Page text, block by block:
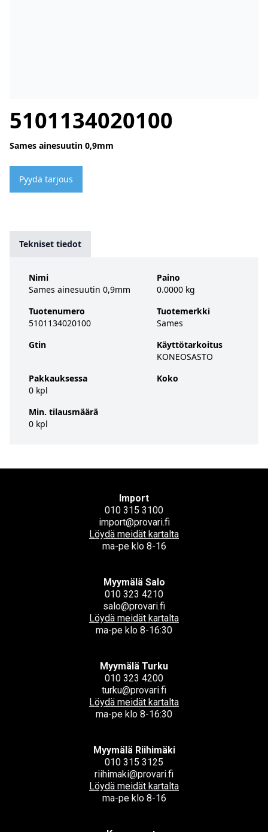
5101134020100
Sames ainesuutin 0,9mm
Pyydä tarjous
Tekniset tiedot
Nimi
Sames ainesuutin 0,9mm
Tuotenumero
5101134020100
Gtin
Pakkauksessa
0 kpl
Min. tilausmäärä
0 kpl
Paino
0.0000 kg
Tuotemerkki
Sames
Käyttötarkoitus
KONEOSASTO
Koko
Import
010 315 3100
import@provari.fi
Löydä meidät kartalta
ma-pe klo 8-16
Myymälä Salo
010 323 4210
salo@provari.fi
Löydä meidät kartalta
ma-pe klo 8-16:30
Myymälä Turku
010 323 4200
turku@provari.fi
Löydä meidät kartalta
ma-pe klo 8-16:30
Myymälä Riihimäki
010 315 3125
riihimaki@provari.fi
Löydä meidät kartalta
ma-pe klo 8-16